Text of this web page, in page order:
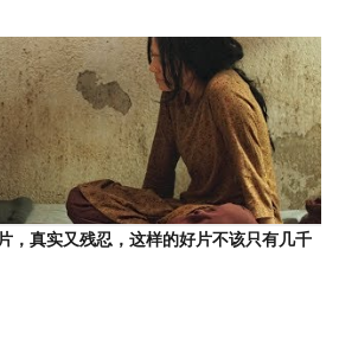
，真实又残忍，这样的好片不该只有几千